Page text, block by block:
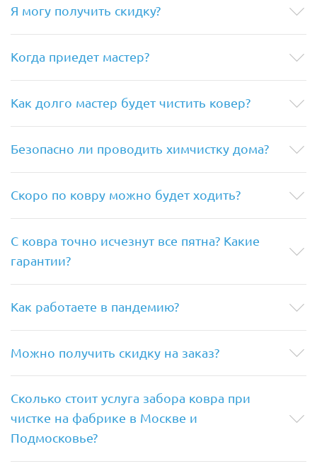
Я могу получить скидку?
Когда приедет мастер?
Как долго мастер будет чистить ковер?
Безопасно ли проводить химчистку дома?
Скоро по ковру можно будет ходить?
С ковра точно исчезнут все пятна? Какие
гарантии?
Как работаете в пандемию?
Можно получить скидку на заказ?
Сколько стоит услуга забора ковра при
чистке на фабрике в Москве и
Подмосковье?